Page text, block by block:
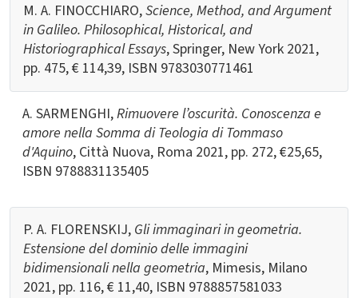
M. A. FINOCCHIARO,Science, Method, and Argument
in Galileo. Philosophical, Historical, and
Historiographical Essays, Springer, New York 2021,
pp. 475, € 114,39, ISBN 9783030771461
A. SARMENGHI,Rimuovere l’oscurità. Conoscenza e
amore nella Somma di Teologia di Tommaso
d'Aquino, Città Nuova, Roma 2021, pp. 272, €25,65,
ISBN 9788831135405
P. A. FLORENSKIJ, Gli immaginari in geometria.
Estensione del dominio delle immagini
bidimensionali nella geometria, Mimesis, Milano
2021, pp. 116, € 11,40, ISBN 9788857581033